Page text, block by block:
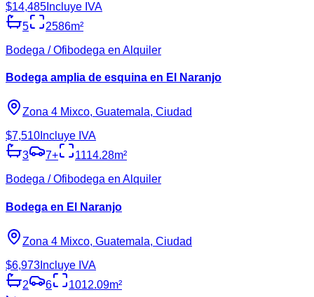
$14,485 Incluye IVA
5
2586m²
Bodega / Ofibodega en Alquiler
Bodega amplia de esquina en El Naranjo
Zona 4 Mixco, Guatemala, Ciudad
$7,510 Incluye IVA
3
7+ 1114.28m²
Bodega / Ofibodega en Alquiler
Bodega en El Naranjo
Zona 4 Mixco, Guatemala, Ciudad
$6,973 Incluye IVA
2
6 1012.09m²